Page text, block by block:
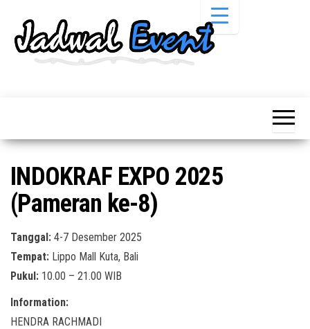
Pameran,
Acara &
Promo
Terbaru
Pameran,
Bazaar,
Workshop,
Job Fair,
Lomba dll.
INDOKRAF EXPO 2025
(Pameran ke-8)
Tanggal: 4-7 Desember 2025
Tempat: Lippo Mall Kuta, Bali
Pukul: 10.00 – 21.00 WIB
Information:
HENDRA RACHMADI